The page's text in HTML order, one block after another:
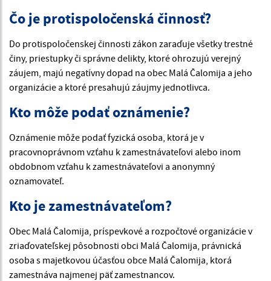
Čo je protispoločenská činnosť?
Do protispoločenskej činnosti zákon zaraďuje všetky trestné
činy, priestupky či správne delikty, ktoré ohrozujú verejný
záujem, majú negatívny dopad na obec Malá Čalomija a jeho
organizácie a ktoré presahujú záujmy jednotlivca.
Kto môže podať oznámenie?
Oznámenie môže podať fyzická osoba, ktorá je v
pracovnoprávnom vzťahu k zamestnávateľovi alebo inom
obdobnom vzťahu k zamestnávateľovi a anonymný
oznamovateľ.
Kto je zamestnávateľom?
Obec Malá Čalomija, príspevkové a rozpočtové organizácie v
zriaďovateľskej pôsobnosti obci Malá Čalomija, právnická
osoba s majetkovou účasťou obce Malá Čalomija, ktorá
zamestnáva najmenej päť zamestnancov.